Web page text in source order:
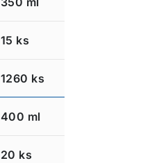
15 ks
1260 ks
400 ml
20 ks